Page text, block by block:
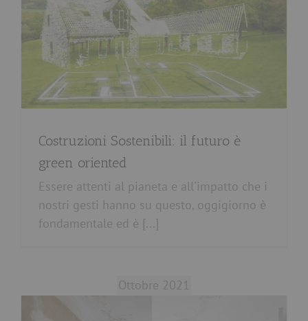
Costruzioni Sostenibili: il futuro è
green oriented
Essere attenti al pianeta e all'impatto che i
nostri gesti hanno su questo, oggigiorno è
fondamentale ed è [...]
Ottobre 2021